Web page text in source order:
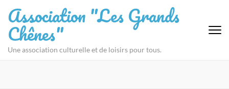
au
contenu
(Pressez
Entrée)
Association "Les Grands
Chênes"
Une association culturelle et de loisirs pour tous.